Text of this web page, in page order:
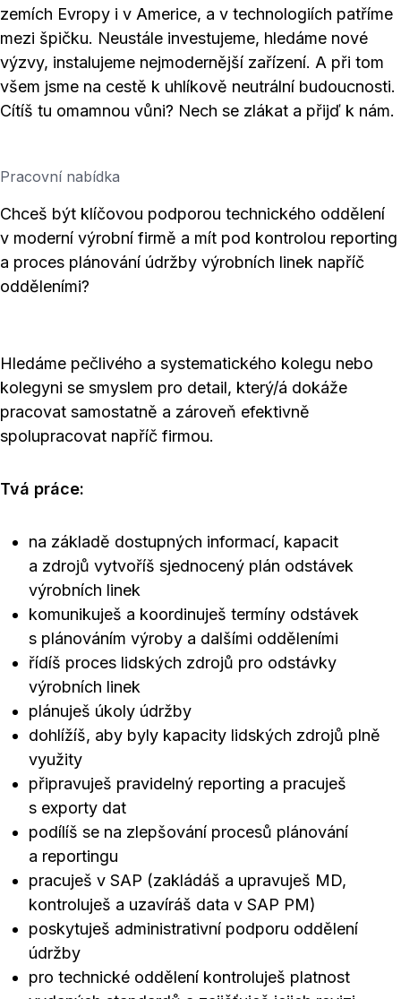
zemích Evropy i v Americe, a v technologiích patříme
mezi špičku. Neustále investujeme, hledáme nové
výzvy, instalujeme nejmodernější zařízení. A při tom
všem jsme na cestě k uhlíkově neutrální budoucnosti.
Cítíš tu omamnou vůni? Nech se zlákat a přijď k nám.
Pracovní nabídka
Chceš být klíčovou podporou technického oddělení
v moderní výrobní firmě a mít pod kontrolou reporting
a proces plánování údržby výrobních linek napříč
odděleními?
Hledáme pečlivého a systematického kolegu nebo
kolegyni se smyslem pro detail, který/á dokáže
pracovat samostatně a zároveň efektivně
spolupracovat napříč firmou.
Tvá práce:
na základě dostupných informací, kapacit
a zdrojů vytvoříš sjednocený plán odstávek
výrobních linek
komunikuješ a koordinuješ termíny odstávek
s plánováním výroby a dalšími odděleními
řídíš proces lidských zdrojů pro odstávky
výrobních linek
plánuješ úkoly údržby
dohlížíš, aby byly kapacity lidských zdrojů plně
využity
připravuješ pravidelný reporting a pracuješ
s exporty dat
podílíš se na zlepšování procesů plánování
a reportingu
pracuješ v SAP (zakládáš a upravuješ MD,
kontroluješ a uzavíráš data v SAP PM)
poskytuješ administrativní podporu oddělení
údržby
pro technické oddělení kontroluješ platnost